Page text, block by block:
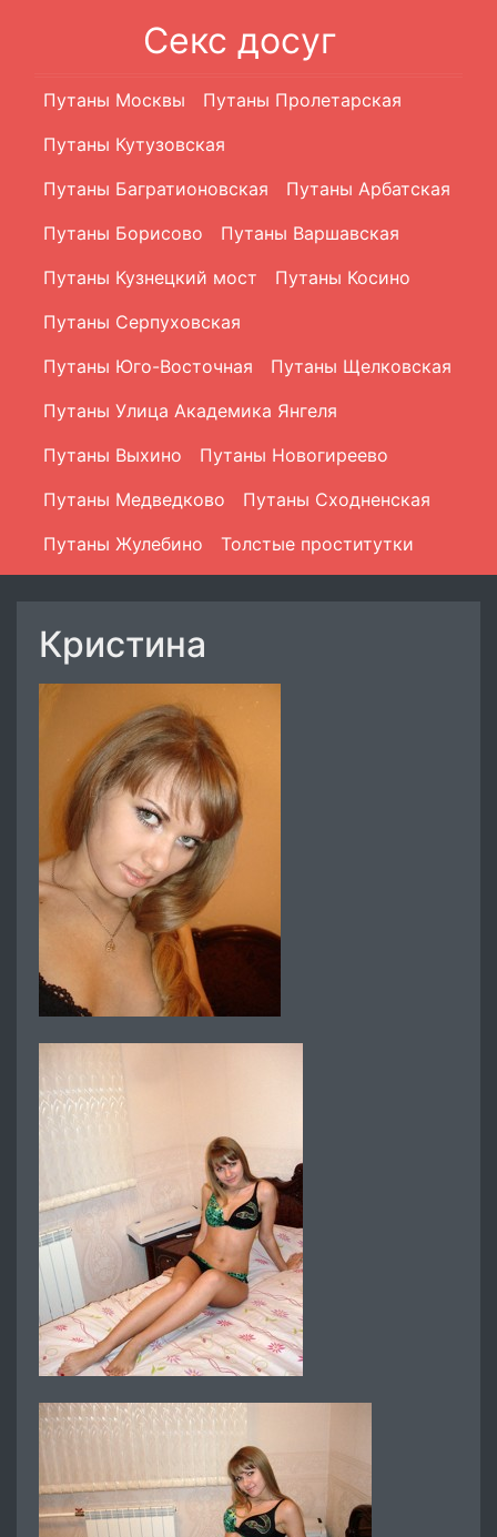
Секс досуг
Путаны Москвы
Путаны Пролетарская
Путаны Кутузовская
Путаны Багратионовская
Путаны Арбатская
Путаны Борисово
Путаны Варшавская
Путаны Кузнецкий мост
Путаны Косино
Путаны Серпуховская
Путаны Юго-Восточная
Путаны Щелковская
Путаны Улица Академика Янгеля
Путаны Выхино
Путаны Новогиреево
Путаны Медведково
Путаны Сходненская
Путаны Жулебино
Толстые проститутки
Кристина